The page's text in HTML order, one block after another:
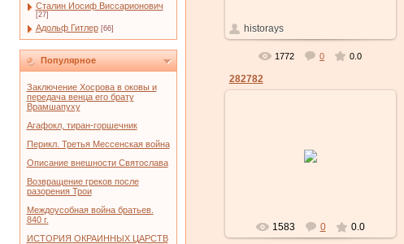
Сталин Иосиф Виссарионович
[27]
Адольф Гитлер [66]
Популярное
Заключение Хосрова в оковы и
передача венца его брату
Врамшапуху
Агафокл, тиран-горшечник
Перикл. Третья Мессенская война
Описание внешности Святослава
Возвращение греков после
разорения Трои
Междоусобная война братьев.
840 г.
ИСТОРИЯ ОКРАИННЫХ ЦАРСТВ
Заплатить за хостинг или домен
We...
historays
1772 0 0.0
282782
1583 0 0.0